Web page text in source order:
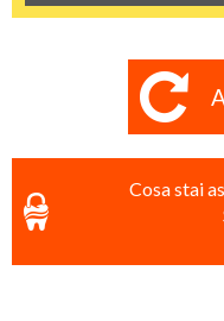
Cosa stai